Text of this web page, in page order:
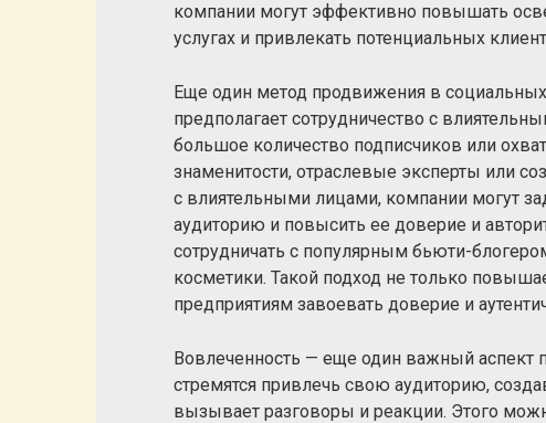
компании могут эффективно повышать
услугах и привлекать потенциальных
Еще один метод продвижения в социальных
предполагает сотрудничество с
большое количество подписчиков или
знаменитости, отраслевые эксперты или
с влиятельными лицами, компании могут
аудиторию и повысить ее доверие и
сотрудничать с популярным бьюти-
косметики. Такой подход не только
предприятиям завоевать доверие и
Вовлеченность — еще один важный аспект
стремятся привлечь свою аудиторию,
вызывает разговоры и реакции. Этого